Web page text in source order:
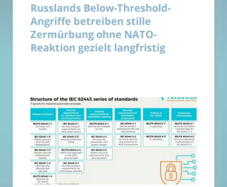
Russlands Below-Threshold-
Angriffe betreiben stille
Zermürbung ohne NATO-
Reaktion gezielt langfristig